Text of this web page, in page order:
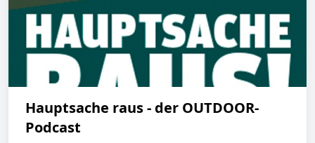
Hauptsache raus - der OUTDOOR-
Podcast